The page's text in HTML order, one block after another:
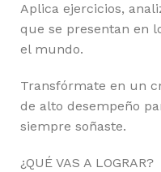
Aplica ejercicios,
que se presentan en
el mundo.
Transfórmate en un
de alto desempeño
siempre soñaste.
¿QUÉ VAS A LOGRAR?